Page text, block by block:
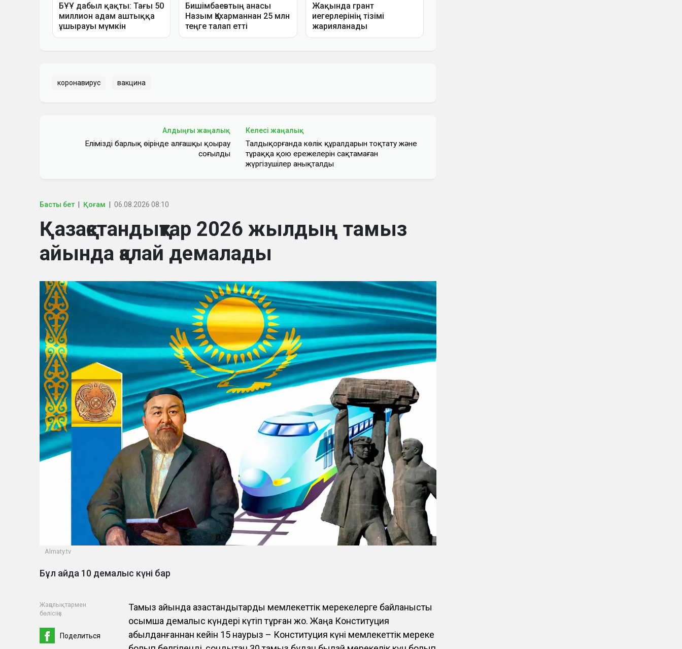
коронавирус вакцина
Алдыңғы жаңалық
Еліміздің барлық өңірінде алғашқы қоңырау
соғылды
Келесі жаңалық
Талдықорғанда көлік құралдарын тоқтату және
тұраққа қою ережелерін сақтамаған
жүргізушілер анықталды
Басты бет Қоғам 06.08.2026 08:10
Қазақстандықтар 2026 жылдың тамыз
айында қалай демалады
Almaty.tv
Бұл айда 10 демалыс күні бар
Жаңалықтармен
бөлісіңіз
Поделиться
Тамыз айында қазақстандықтарды мемлекеттік мерекелерге байланысты
қосымша демалыс күндері күтіп тұрған жоқ. Жаңа Конституция
қабылданғаннан кейін 15 наурыз – Конституция күні мемлекеттік мереке